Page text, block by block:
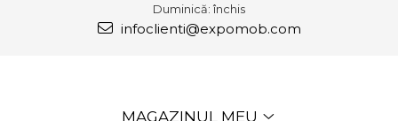
Duminică: închis
infoclienti@expomob.com
MAGAZINUL MEU